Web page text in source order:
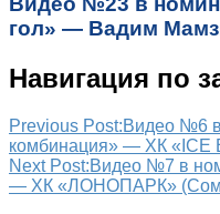
гол» — Вадим
Навигация по
Previous Post:Видео №6
комбинация» — ХК «ICE
Next Post:Видео №7 в
— ХК «ЛОНОПАРК»